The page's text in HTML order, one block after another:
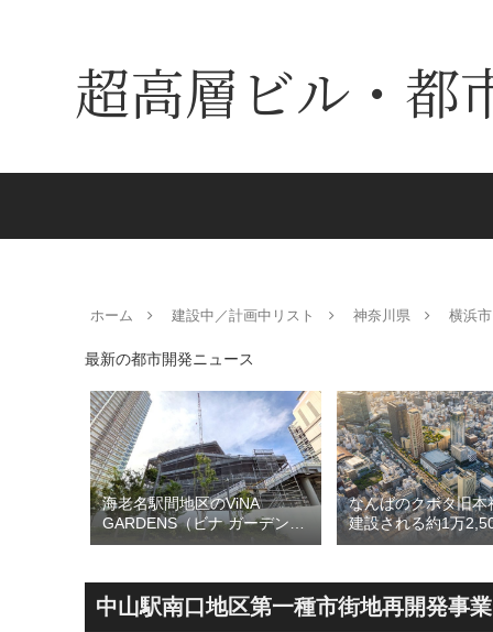
超高層ビル・都
ホーム 建設中／計画中リスト 神奈川県 横浜市
最新の都市開発ニュース
海老名駅間地区のViNA
GARDENS（ビナ ガーデン
ズ）で建設中の「（仮称）フ
テル温浴棟」2026年夏時点建
設状況！！天然温泉のほか子
育て・ペット関連の複合施設
なんばのクボタ旧本
建設される約1万
の多目的アリーナ「
区名称は「Kubota
タフィールド）」に
中山駅南口地区第一種市街地再開発事業